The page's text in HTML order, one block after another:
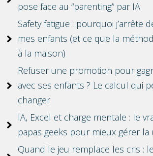
pose face au “parenting” par IA
Safety fatigue : pourquoi j’arrête
mes enfants (et ce que la
à la maison)
Refuser une promotion pour
avec ses enfants ? Le calcul qui
changer
IA, Excel et charge mentale : le
papas geeks pour mieux gérer la
Quand le jeu remplace les cris :